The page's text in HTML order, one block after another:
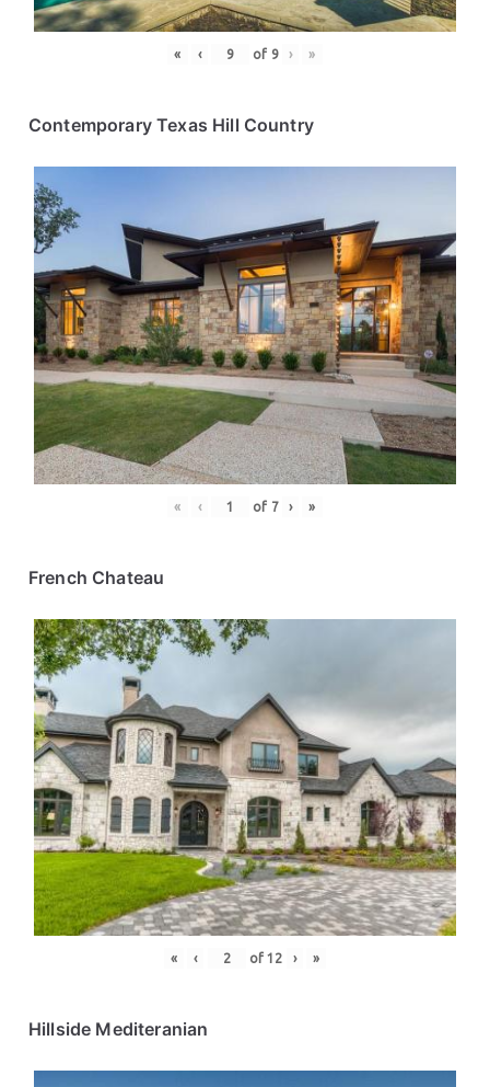
« ‹ of 9 › »
Contemporary Texas Hill Country
« ‹ of 7 › »
French Chateau
« ‹ of12 › »
Hillside Mediteranian